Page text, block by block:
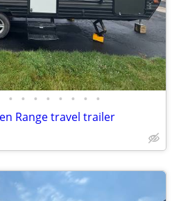
• • • • • • • •
Range travel trailer